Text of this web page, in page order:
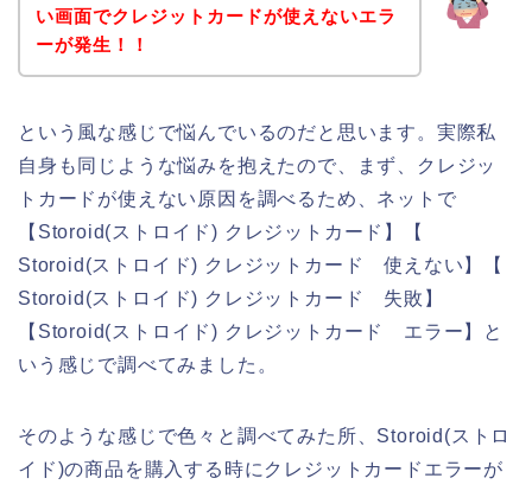
い画面でクレジットカードが使えないエラ
ーが発生！！
という風な感じで悩んでいるのだと思います。実際私
自身も同じような悩みを抱えたので、まず、クレジッ
トカードが使えない原因を調べるため、ネットで
【Storoid(ストロイド) クレジットカード】【
Storoid(ストロイド) クレジットカード 使えない】【
Storoid(ストロイド) クレジットカード 失敗】
【Storoid(ストロイド) クレジットカード エラー】と
いう感じで調べてみました。
そのような感じで色々と調べてみた所、Storoid(ストロ
イド)の商品を購入する時にクレジットカードエラーが